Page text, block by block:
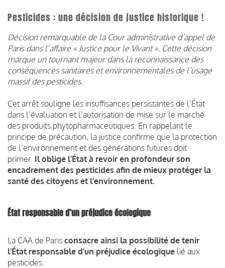
Pesticides : une décision de justice historique !
Décision remarquable de la Cour administrative d’appel de
Paris dans l’affaire « Justice pour le Vivant ». Cette décision
marque un tournant majeur dans la reconnaissance des
conséquences sanitaires et environnementales de l’usage
massif des pesticides.
Cet arrêt souligne les insuffisances persistantes de l’État
dans l’évaluation et l’autorisation de mise sur le marché
des produits phytopharmaceutiques. En rappelant le
principe de précaution, la justice confirme que la protection
de l’environnement et des générations futures doit
primer. Il oblige l’État à revoir en profondeur son
encadrement des pesticides afin de mieux protéger la
santé des citoyens et l’environnement.
État responsable d’un préjudice écologique
La CAA de Paris consacre ainsi la possibilité de tenir
l’État responsable d’un préjudice écologique lié aux
pesticides.